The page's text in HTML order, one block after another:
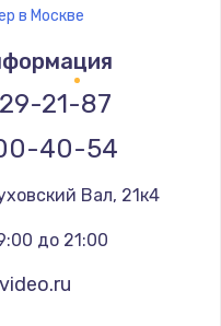
шлейфа
подсветки
изображения
в Москве
21-87
40-54
Вал, 21к4
до 21:00